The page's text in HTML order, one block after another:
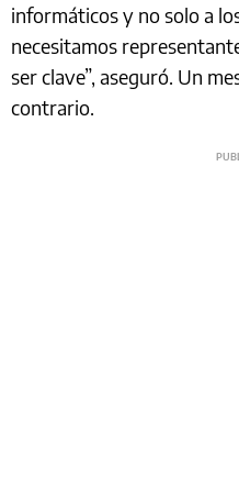
informáticos y no solo a
necesitamos
ser clave”, aseguró. Un
contrario.